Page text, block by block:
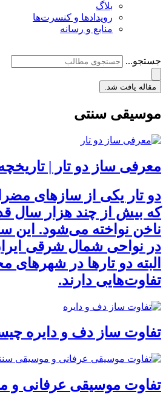
بلاگ
رویدادها و کنسرت‌ها
منابع و رسانه
جستجو...
مقاله یافت شد.
موسیقی سنتی
معرفی ساز دو تار |
دو تار یکی از سازهای
که بیش از چند هزار سال
ناخن نواخته می‌شود. این
در نواحی شمال شرقی
البته دو تارها در شهرهای
تفاوت‌هایی دارند.
تفاوت ساز دف و دایره
تفاوت موسیقی عرفانی و